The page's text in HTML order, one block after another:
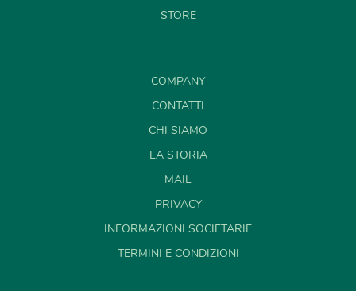
STORE
COMPANY
CONTATTI
CHI SIAMO
LA STORIA
MAIL
PRIVACY
INFORMAZIONI SOCIETARIE
TERMINI E CONDIZIONI